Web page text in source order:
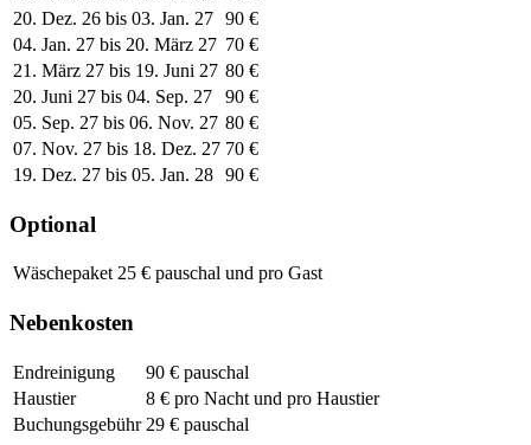
20. Dez. 26 bis 03. Jan. 27 90 €
04. Jan. 27 bis 20. März 27 70 €
21. März 27 bis 19. Juni 27 80 €
20. Juni 27 bis 04. Sep. 27
90 €
05. Sep. 27 bis 06. Nov. 27 80 €
07. Nov. 27 bis 18. Dez. 27 70 €
19. Dez. 27 bis 05. Jan. 28 90 €
Optional
Wäschepaket 25 € pauschal und pro Gast
Nebenkosten
Endreinigung
90 € pauschal
Haustier
8 € pro Nacht und pro Haustier
Buchungsgebühr 29 € pauschal